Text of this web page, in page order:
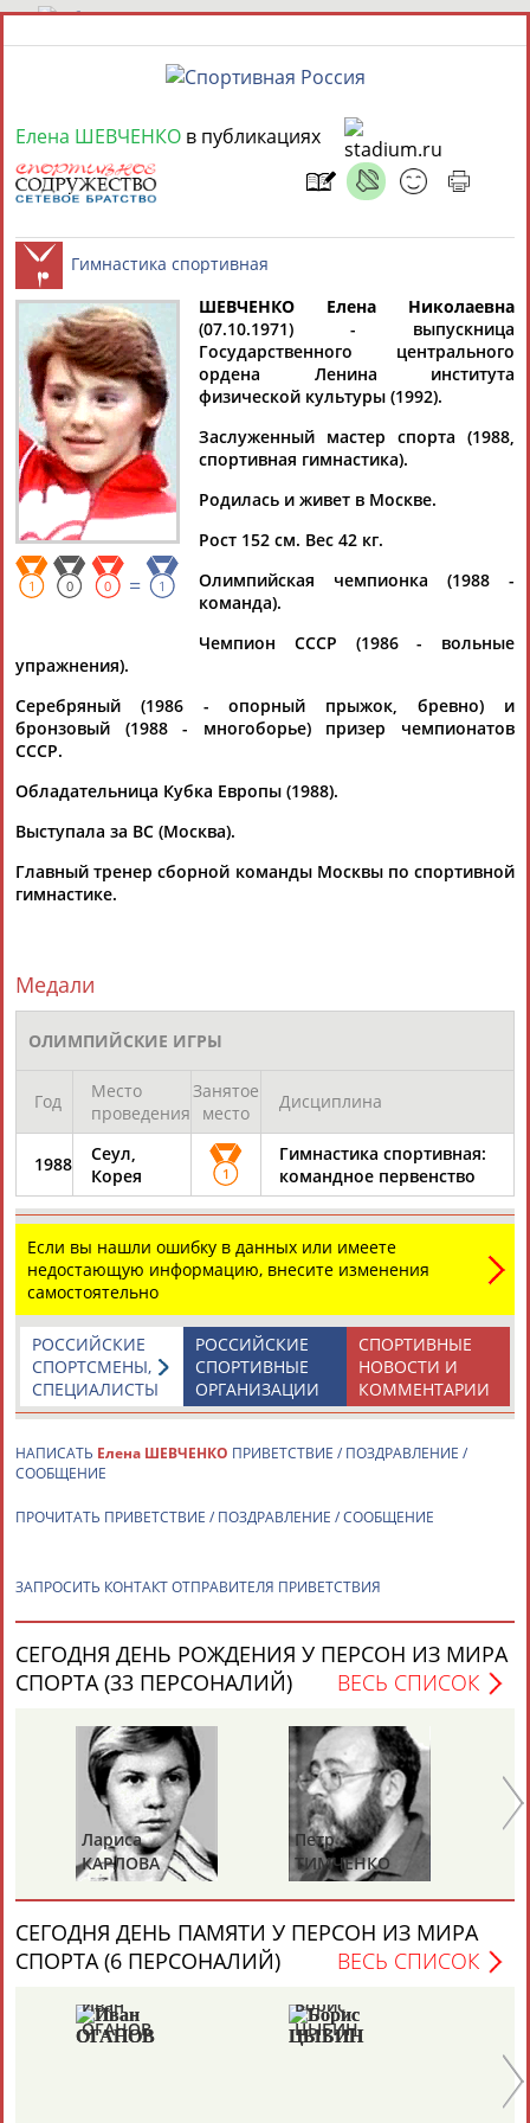
7 августа 2026 года,
СПОРТСМЕНЫ, ТРЕНЕРЫ И СПЕЦИАЛИСТЫ
Найдено: 1персона
Елена
ШЕВЧЕНКО
Ваш запрос: "Елена ШЕВЧЕНКО"
Документы 1-2 из 2 найденных уникальных документов
Алексей Немов: Этот день дети запомнят на всю жизнь -
даже если им придётся бросить гимнастику
...детьми. Ему помогли в этом Светлана Хоркина, Алия
Мустафина,ЕленаЗамолодчикова,Елена Шевченко
,
Николай Крюков, Антон...
Информационное агентство СТАДИОН
30.10.2016
Виталий Мутко встретился со спортсменами-ветеранами
Великой Отечественной войны
...приняли участие чемпионы и призеры Олимпийских игр
Елена
Зубков...
(Проект: Информационное агентство СТАДИОН
06.05.2016
ТАБЛО АКТИВНОСТИ
Вопросы сотрудничества и совместной деятельностиinform@infosport.ru
Разработка и поддержка ООО НАИТ «Стадион»
Адресов в новостной рассылке: 996
Подпишись
Елена ШЕВЧЕНКО в публикациях
Гимнастика спортивная
1 0 0 = 1
ШЕВЧЕНКО Елена Николаевна
(07.10.1971) - выпускница
Государственного центрального
ордена Ленина института
физической культуры (1992).
Заслуженный мастер спорта (1988,
спортивная гимнастика).
Родилась и живет в Москве.
Рост 152 см. Вес 42 кг.
Олимпийская чемпионка (1988 -
команда).
Чемпион СССР (1986 - вольные
упражнения).
Серебряный (1986 - опорный прыжок, бревно) и
бронзовый (1988 - многоборье) призер чемпионатов
СССР.
Обладательница Кубка Европы (1988).
Выступала за ВС (Москва).
Главный тренер сборной команды Москвы по спортивной
гимнастике.
Медали
ОЛИМПИЙСКИЕ ИГРЫ
Год
Место
проведения
Занятое
место
Дисциплина
1988
Сеул,
Корея
1
Гимнастика спортивная:
командное первенство
Если вы нашли ошибку в данных или имеете
недостающую информацию, внесите изменения
самостоятельно
СПОРТИВНЫЕ
НОВОСТИ И
КОММЕНТАРИИ
РОССИЙСКИЕ
СПОРТИВНЫЕ
ОРГАНИЗАЦИИ
РОССИЙСКИЕ
СПОРТСМЕНЫ,
СПЕЦИАЛИСТЫ
НАПИСАТЬ Елена ШЕВЧЕНКО ПРИВЕТСТВИЕ / ПОЗДРАВЛЕНИЕ /
СООБЩЕНИЕ
ПРОЧИТАТЬ ПРИВЕТСТВИЕ / ПОЗДРАВЛЕНИЕ / СООБЩЕНИЕ
ЗАПРОСИТЬ КОНТАКТ ОТПРАВИТЕЛЯ ПРИВЕТСТВИЯ
СЕГОДНЯ ДЕНЬ РОЖДЕНИЯ У ПЕРСОН ИЗ МИРА
СПОРТА (33 ПЕРСОНАЛИЙ)
ВЕСЬ СПИСОК
Лариса
КАРЛОВА
Петр
ТИМЧЕНКО
СЕГОДНЯ ДЕНЬ ПАМЯТИ У ПЕРСОН ИЗ МИРА
СПОРТА (6 ПЕРСОНАЛИЙ)
ВЕСЬ СПИСОК
Иван
ОГАНОВ
Борис
ЦЫБИН